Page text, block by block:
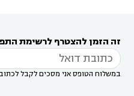
דין בשוהם 
זה הזמן להצטרף לרשימת
במשלוח הטופס אני מסכים לקבל